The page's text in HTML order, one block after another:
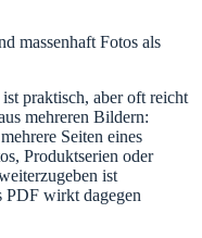
massenhaft Fotos als
praktisch, aber oft reicht
mehreren Bildern:
Seiten eines
Produktserien oder
ist
PDF wirkt dagegen